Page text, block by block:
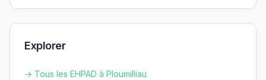
Explorer
→ Tous les EHPAD à Ploumilliau